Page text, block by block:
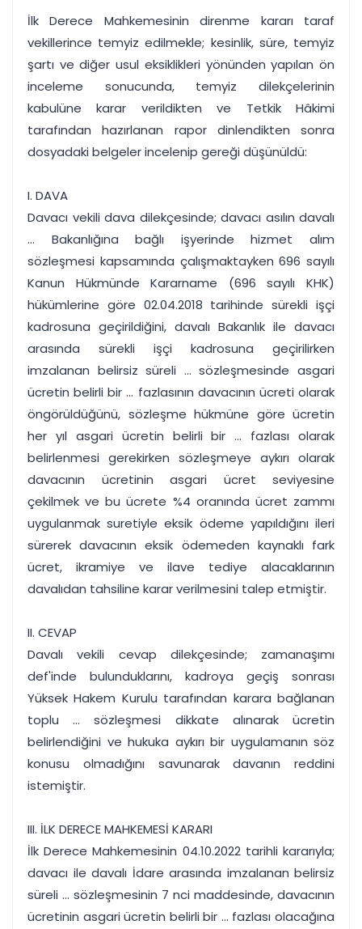
İlk Derece Mahkemesinin direnme kararı taraf
vekillerince temyiz edilmekle; kesinlik, süre, temyiz
şartı ve diğer usul eksiklikleri yönünden yapılan ön
inceleme sonucunda, temyiz dilekçelerinin
kabulüne karar verildikten ve Tetkik Hâkimi
tarafından hazırlanan rapor dinlendikten sonra
dosyadaki belgeler incelenip gereği düşünüldü:
I. DAVA
Davacı vekili dava dilekçesinde; davacı asılın davalı
... Bakanlığına bağlı işyerinde hizmet alım
sözleşmesi kapsamında çalışmaktayken 696 sayılı
Kanun Hükmünde Kararname (696 sayılı KHK)
hükümlerine göre 02.04.2018 tarihinde sürekli işçi
kadrosuna geçirildiğini, davalı Bakanlık ile davacı
arasında sürekli işçi kadrosuna geçirilirken
imzalanan belirsiz süreli ... sözleşmesinde asgari
ücretin belirli bir ... fazlasının davacının ücreti olarak
öngörüldüğünü, sözleşme hükmüne göre ücretin
her yıl asgari ücretin belirli bir ... fazlası olarak
belirlenmesi gerekirken sözleşmeye aykırı olarak
davacının ücretinin asgari ücret seviyesine
çekilmek ve bu ücrete %4 oranında ücret zammı
uygulanmak suretiyle eksik ödeme yapıldığını ileri
sürerek davacının eksik ödemeden kaynaklı fark
ücret, ikramiye ve ilave tediye alacaklarının
davalıdan tahsiline karar verilmesini talep etmiştir.
II. CEVAP
Davalı vekili cevap dilekçesinde; zamanaşımı
def'inde bulunduklarını, kadroya geçiş sonrası
Yüksek Hakem Kurulu tarafından karara bağlanan
toplu ... sözleşmesi dikkate alınarak ücretin
belirlendiğini ve hukuka aykırı bir uygulamanın söz
konusu olmadığını savunarak davanın reddini
istemiştir.
III. İLK DERECE MAHKEMESİ KARARI
İlk Derece Mahkemesinin 04.10.2022 tarihli kararıyla;
davacı ile davalı İdare arasında imzalanan belirsiz
süreli ... sözleşmesinin 7 nci maddesinde, davacının
ücretinin asgari ücretin belirli bir ... fazlası olacağına